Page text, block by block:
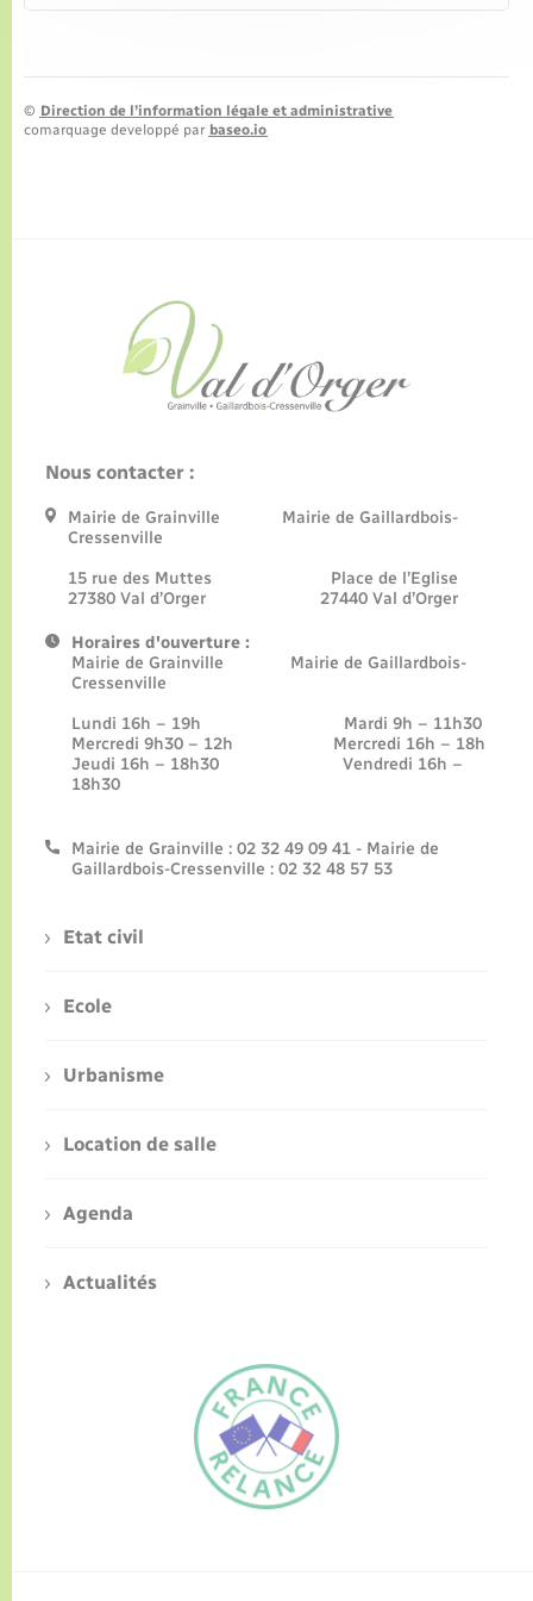
FR
© Direction de l’information légale et administrative
comarquage developpé par baseo.io
Nous contacter :
Mairie de Grainville Mairie de Gaillardbois-
Cressenville
15 rue des Muttes Place de l’Eglise
27380 Val d’Orger 27440 Val d’Orger
Horaires d'ouverture :
Mairie de Grainville Mairie de Gaillardbois-
Cressenville
Lundi 16h – 19h Mardi 9h – 11h30
Mercredi 9h30 – 12h Mercredi 16h – 18h
Jeudi 16h – 18h30 Vendredi 16h –
18h30
Mairie de Grainville : 02 32 49 09 41 - Mairie de
Gaillardbois-Cressenville : 02 32 48 57 53
Etat civil
Ecole
Urbanisme
Location de salle
Agenda
Actualités